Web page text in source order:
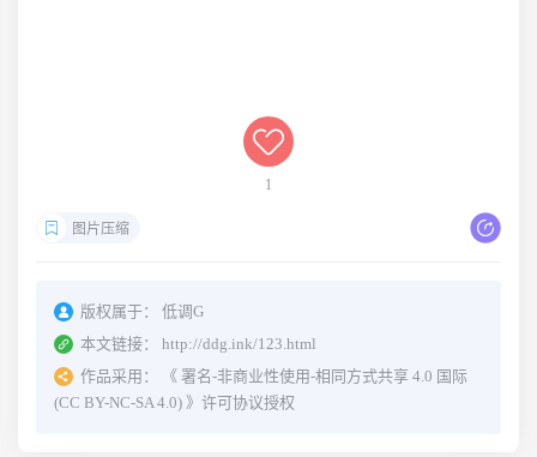
1
图片压缩
版权属于：
低调G
本文链接：
http://ddg.ink/123.html
作品采用：
《 署名-非商业性使用-相同方式共享 4.0 国际
(CC BY-NC-SA 4.0) 》许可协议授权